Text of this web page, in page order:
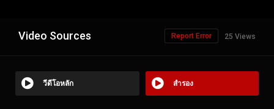
Video Sources 25 Views
Report Error
วีดีโอหลัก สำรอง